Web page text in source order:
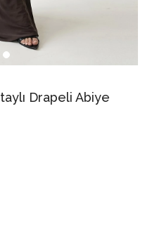
Drapeli Abiye